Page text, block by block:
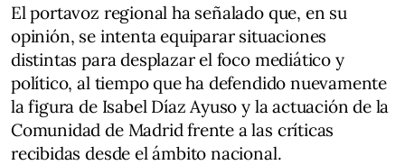
El portavoz regional ha señalado que, en su
opinión, se intenta equiparar situaciones
distintas para desplazar el foco mediático y
político, al tiempo que ha defendido nuevamente
la figura de Isabel Díaz Ayuso y la actuación de la
Comunidad de Madrid frente a las críticas
recibidas desde el ámbito nacional.